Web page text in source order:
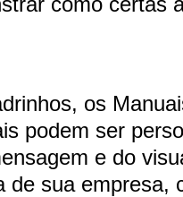
os
podem ser
e do
de sua empresa,